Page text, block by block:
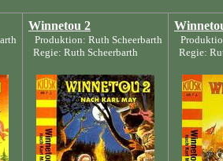
Winnetou 2
Produktion: Ruth Scheerbarth
Regie: Ruth Scheerbarth
Regie: